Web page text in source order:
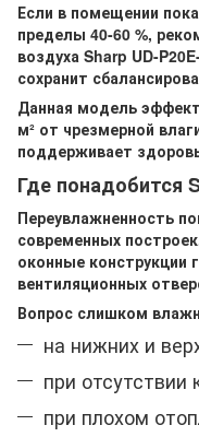
Если в помещении
пределы 40-60 %,
воздуха Sharp UD-
сохранит
Данная модель
м² от чрезмерной
поддерживает
Где понадобится
Переувлажненность
современных
оконные конструкции
вентиляционных
Вопрос слишком
на нижних и
при отсутствии
при плохом